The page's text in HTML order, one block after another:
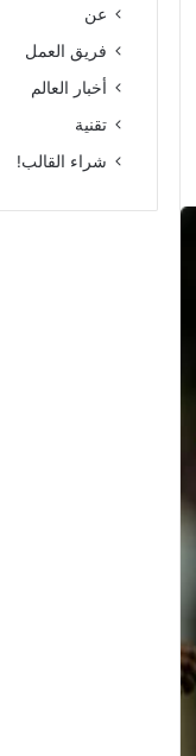
عن
فريق العمل
أخبار العالم
تقنية
شراء القالب!